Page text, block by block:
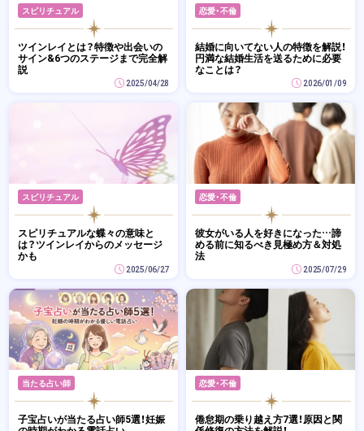
スピリチュアル
ツインレイとは？特徴や出会いの
サイン&6つのステージまで完全解
説
2025/04/28
恋愛・不倫
結婚に向いてない人の特徴を解説！
円満な結婚生活を送るために必要
なことは？
2026/01/09
スピリチュアル
スピリチュアルな蝶々の意味と
は？ツインレイからのメッセージ
かも
2025/06/27
恋愛・不倫
彼女がいる人を好きになった…諦
める前に知るべき見極め方＆対処
法
2025/07/29
当たる占い師
子宝占いが当たる占い師5選！妊娠
恋愛・不倫
倦怠期の乗り越え方7選！原因と関